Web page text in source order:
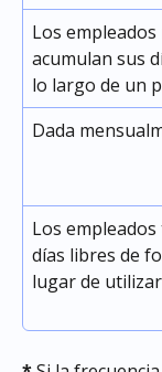
Los
acumulan sus
lo largo de un
Dada
Los
días libres de
lugar de